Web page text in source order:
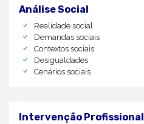
Análise Social
Realidade social
Demandas sociais
Contextos sociais
Desigualdades
Cenários sociais
Intervenção Profissional